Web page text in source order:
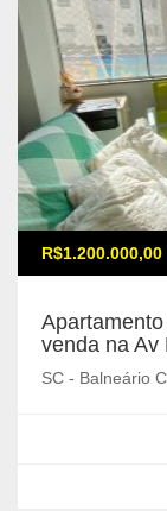
R$1.200.000,00
venda na Av
SC - Balneário